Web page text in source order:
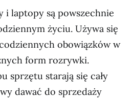
i laptopy są powszechnie
życiu. Używa się
obowiązków w
form rozrywki.
sprzętu starają się cały
dawać do sprzedaży